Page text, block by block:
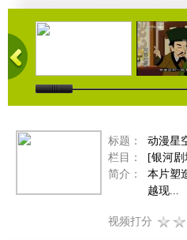
04:29
标题：
动漫星
栏目：
[银河剧
简介：
本片塑
越现...
视频打分